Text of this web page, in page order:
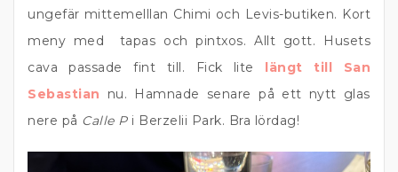
ungefär mittemelllan Chimi och Levis-butiken. Kort
meny med tapas och pintxos. Allt gott. Husets
cava passade fint till. Fick lite längt till San
Sebastian nu. Hamnade senare på ett nytt glas
nere på Calle Pi Berzelii Park. Bra lördag!